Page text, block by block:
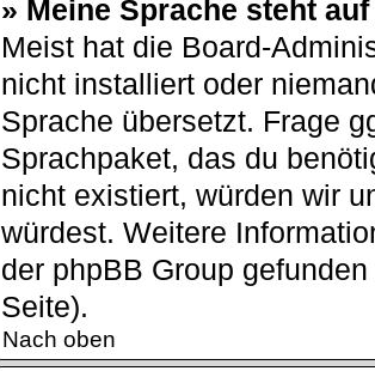
» Meine Sprache steht
Meist hat die Board-
nicht installiert oder
Sprache übersetzt. Frage
Sprachpaket, das du
nicht existiert, würden wir
würdest. Weitere
der phpBB Group
Seite).
Nach oben